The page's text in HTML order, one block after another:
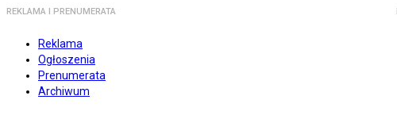
REKLAMA I PRENUMERATA
Reklama
Ogłoszenia
Prenumerata
Archiwum